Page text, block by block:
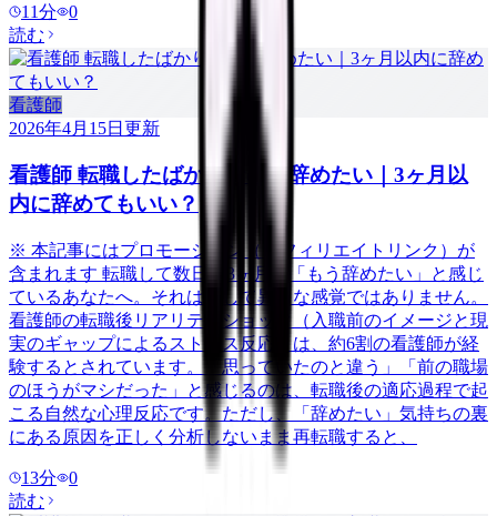
11分
0
読む
看護師
2026年4月15日 更新
看護師 転職したばかりなのに辞めたい｜3ヶ月以
内に辞めてもいい？
※ 本記事にはプロモーション（アフィリエイトリンク）が
含まれます 転職して数日〜3ヶ月。「もう辞めたい」と感じ
ているあなたへ。それは決して異常な感覚ではありません。
看護師の転職後リアリティショック（入職前のイメージと現
実のギャップによるストレス反応）は、約6割の看護師が経
験するとされています。「思っていたのと違う」「前の職場
のほうがマシだった」と感じるのは、転職後の適応過程で起
こる自然な心理反応です。ただし、「辞めたい」気持ちの裏
にある原因を正しく分析しないまま再転職すると、
13分
0
読む